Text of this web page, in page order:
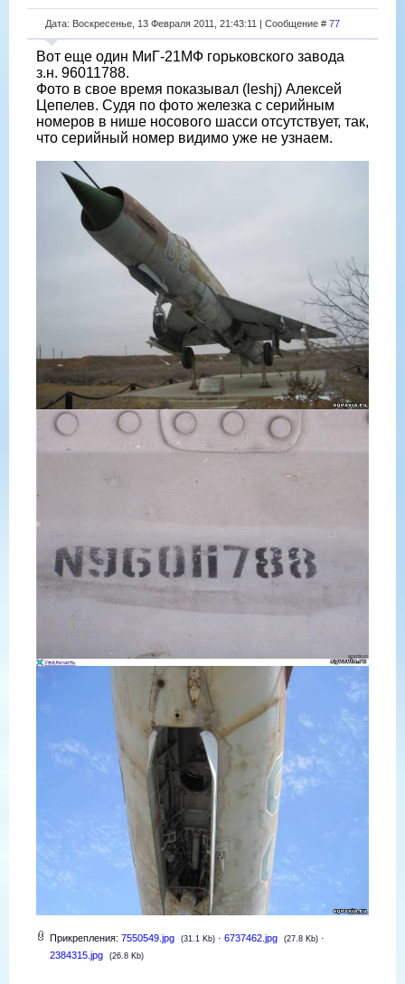
Дата: Воскресенье, 13 Февраля 2011, 21:43:11 | Сообщение # 77
Вот еще один МиГ-21МФ горьковского завода
з.н. 96011788.
Фото в свое время показывал (leshj) Алексей
Цепелев. Судя по фото железка с серийным
номеров в нише носового шасси отсутствует, так,
что серийный номер видимо уже не узнаем.
Прикрепления: 7550549.jpg (31.1 Kb) · 6737462.jpg (27.8 Kb) ·
2384315.jpg
(26.8 Kb)